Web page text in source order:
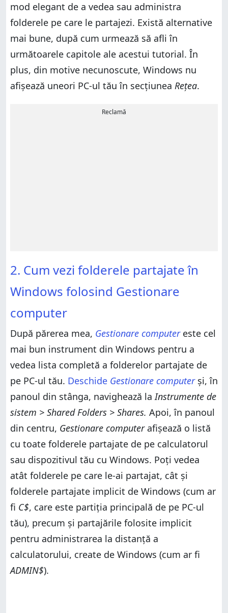
mod elegant de a vedea sau administra
folderele pe care le partajezi. Există alternative
mai bune, după cum urmează să afli în
următoarele capitole ale acestui tutorial. În
plus, din motive necunoscute, Windows nu
afișează uneori PC-ul tău în secțiunea Rețea.
Reclamă
2. Cum vezi folderele partajate în
Windows folosind Gestionare
computer
După părerea mea, Gestionare computereste cel
mai bun instrument din Windows pentru a
vedea lista completă a folderelor partajate de
pe PC-ul tău. Deschide Gestionare computerși, în
panoul din stânga, navighează laInstrumente de
sistem > Shared Folders > Shares. Apoi, în panoul
din centru, Gestionare computerafișează o listă
cu toate folderele partajate de pe calculatorul
sau dispozitivul tău cu Windows. Poți vedea
atât folderele pe care le-ai partajat, cât și
folderele partajate implicit de Windows (cum ar
fi C$, care este partiția principală de pe PC-ul
tău), precum și partajările folosite implicit
pentru administrarea la distanță a
calculatorului, create de Windows (cum ar fi
ADMIN$).